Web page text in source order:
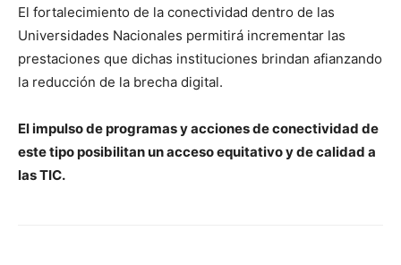
El fortalecimiento de la conectividad dentro de las
Universidades Nacionales permitirá incrementar las
prestaciones que dichas instituciones brindan afianzando
la reducción de la brecha digital.
El impulso de programas y acciones de conectividad de
este tipo posibilitan un acceso equitativo y de calidad a
las TIC.